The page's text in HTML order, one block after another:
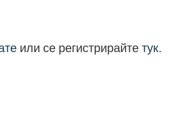
или се регистрирайтетук.